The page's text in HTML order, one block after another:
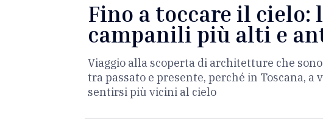
Fino a toccare il cielo:
campanili più alti e
Viaggio alla scoperta di architetture che
tra passato e presente, perché in Toscana,
sentirsi più vicini al cielo